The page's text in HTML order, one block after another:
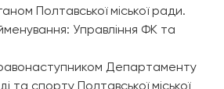
Полтавської міської ради.
Управління ФК та
Департаменту
та спорту Полтавської міської